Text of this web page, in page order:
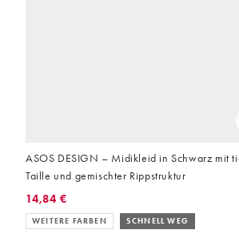
ASOS DESIGN – Midikleid in Schwarz mit
Taille und gemischter Rippstruktur
14,84 €
WEITERE FARBEN SCHNELL WEG